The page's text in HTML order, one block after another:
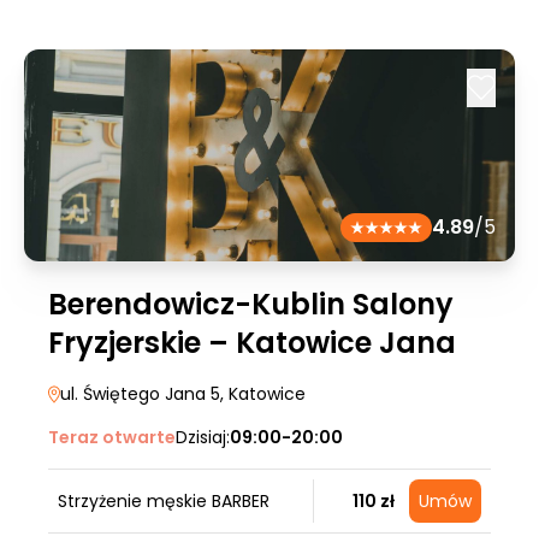
4.89/5
Berendowicz-Kublin Salony
Fryzjerskie – Katowice Jana
ul. Świętego Jana 5, Katowice
Teraz otwarteDzisiaj:09:00-20:00
Strzyżenie męskie BARBER 110 zł Umów